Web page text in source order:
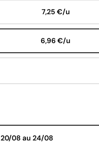
7,25 €/u
6,96 €/u
20/08 au 24/08